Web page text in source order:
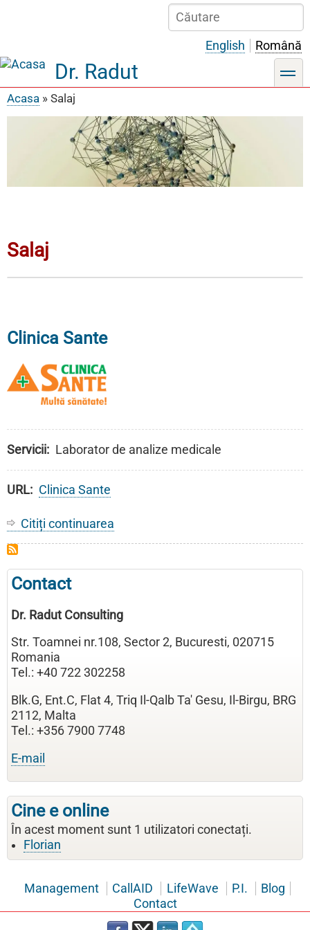
principal
Căutare
English Română
Dr. Radut toggle
Breadcrumb
Acasa Salaj
Salaj
Clinica Sante
Servicii Laborator de analize medicale
URL Clinica Sante
Citiți continuarea
Contact
Dr. Radut Consulting
Str. Toamnei nr.108, Sector 2, Bucuresti, 020715
Romania
Tel.: +40 722 302258
Blk.G, Ent.C, Flat 4, Triq Il-Qalb Ta' Gesu, Il-Birgu, BRG
2112, Malta
Tel.: +356 7900 7748
E-mail
Cine e online
În acest moment sunt 1 utilizatori conectați.
Florian
Management CallAID LifeWave P.I.
Blog
Contact